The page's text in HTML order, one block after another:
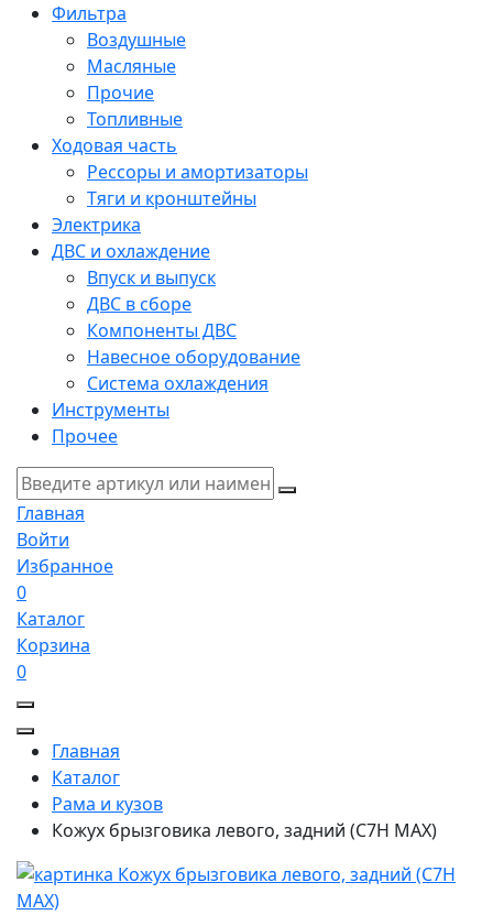
Фильтра
Воздушные
Масляные
Прочие
Топливные
Ходовая часть
Рессоры и амортизаторы
Тяги и кронштейны
Электрика
ДВС и охлаждение
Впуск и выпуск
ДВС в сборе
Компоненты ДВС
Навесное оборудование
Система охлаждения
Инструменты
Прочее
Главная
Войти
Избранное
0
Каталог
Корзина
0
Главная
Каталог
Рама и кузов
Кожух брызговика левого, задний (C7H MAX)